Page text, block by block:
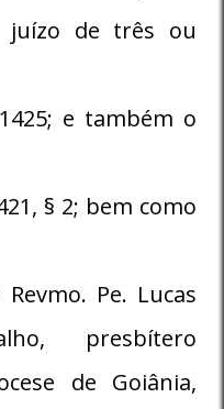
juízo de três ou
e também o
§ 2; bem como
Revmo. Pe. Lucas
presbítero
de Goiânia,